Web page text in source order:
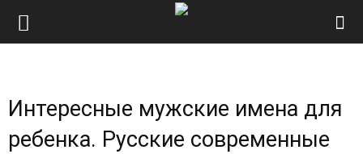
Интересные мужские имена для
ребенка. Русские современные